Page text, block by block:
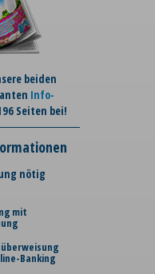
beiden
Info-
Seiten bei!
nötig
mit
Banking